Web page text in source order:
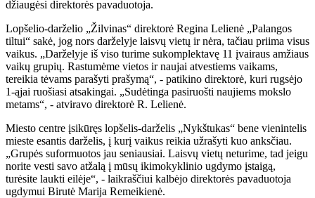
džiaugėsi direktorės pavaduotoja.
Lopšelio-darželio „Žilvinas“ direktorė Regina Lelienė „Palangos
tiltui“ sakė, jog nors darželyje laisvų vietų ir nėra, tačiau priima visus
vaikus. „Darželyje iš viso turime sukomplektavę 11 įvairaus amžiaus
vaikų grupių. Rastumėme vietos ir naujai atvestiems vaikams,
tereikia tėvams parašyti prašymą“, - patikino direktorė, kuri rugsėjo
1-ąjai ruošiasi atsakingai. „Sudėtinga pasiruošti naujiems mokslo
metams“, - atviravo direktorė R. Lelienė.
Miesto centre įsikūręs lopšelis-darželis „Nykštukas“ bene vienintelis
mieste esantis darželis, į kurį vaikus reikia užrašyti kuo anksčiau.
„Grupės suformuotos jau seniausiai. Laisvų vietų neturime, tad jeigu
norite vesti savo atžalą į mūsų ikimokyklinio ugdymo įstaigą,
turėsite laukti eilėje“, - laikraščiui kalbėjo direktorės pavaduotoja
ugdymui Birutė Marija Remeikienė.